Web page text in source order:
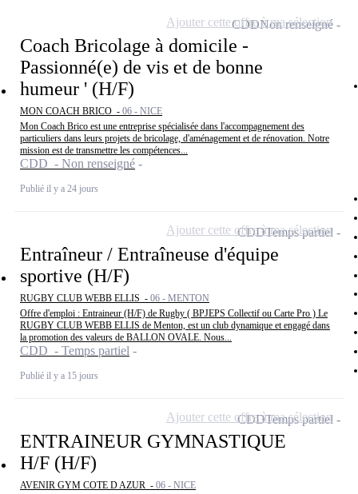
Coach Bricolage à domicile -
Passionné(e) de vis et de bonne
humeur ' (H/F)
MON COACH BRICO - 06 - NICE
Mon Coach Brico est une entreprise spécialisée dans l'accompagnement des
particuliers dans leurs projets de bricolage, d'aménagement et de rénovation. Notre
mission est de transmettre les compétences...
CDD - Non renseigné
Publié il y a 24 jours
CDDNon renseigné
Ajouter cette offre à ma sélection
Entraîneur / Entraîneuse d'équipe
sportive (H/F)
RUGBY CLUB WEBB ELLIS - 06 - MENTON
Offre d'emploi : Entraineur (H/F) de Rugby ( BPJEPS Collectif ou Carte Pro ) Le
RUGBY CLUB WEBB ELLIS de Menton, est un club dynamique et engagé dans
la promotion des valeurs de BALLON OVALE. Nous...
CDD - Temps partiel
Publié il y a 15 jours
CDDTemps partiel
Ajouter cette offre à ma sélection
ENTRAINEUR GYMNASTIQUE
H/F (H/F)
AVENIR GYM COTE D AZUR - 06 - NICE
CDDTemps partiel
Ajouter cette offre à ma sélection